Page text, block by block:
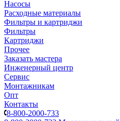
Насосы
Расходные материалы
Фильтры и картриджи
Фильтры
Картриджи
Прочее
Заказать мастера
Инженерный центр
Сервис
Монтажникам
Опт
Контакты
8-800-2000-733